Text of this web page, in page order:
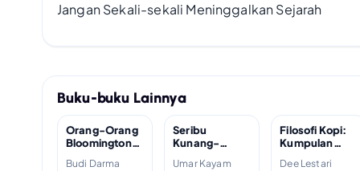
Jangan Sekali-sekali Meninggalkan Sejarah
Buku-buku Lainnya
Orang-Orang
Bloomington;
Budi Darma
Seribu
Kunang-
Umar Kayam
Filosofi Kopi:
Kumpulan
Dee Lestari